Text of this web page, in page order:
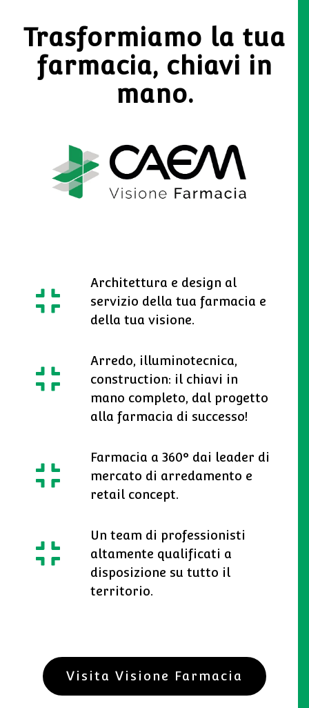
Trasformiamo la tua
farmacia, chiavi in
mano.
Architettura e design al
servizio della tua farmacia e
della tua visione.
Arredo, illuminotecnica,
construction: il chiavi in
mano completo, dal progetto
alla farmacia di successo!
Farmacia a 360° dai leader di
mercato di arredamento e
retail concept.
Un team di professionisti
altamente qualificati a
disposizione su tutto il
territorio.
Visita Visione Farmacia